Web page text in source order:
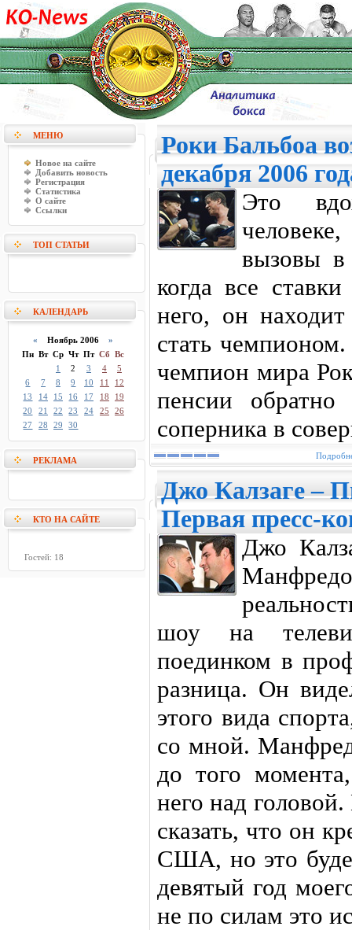
МЕНЮ
Новое на сайте
Добавить новость
Регистрация
Статистика
О сайте
Ссылки
ТОП СТАТЬИ
КАЛЕНДАРЬ
« Ноябрь 2006 »
Пн Вт Ср Чт Пт Сб Вс
1
2 3 4
5
6
7 8 9 10 11
12
13
14 15 16 17 18
19
20
21 22 23 24 25
26
27
28 29 30
РЕКЛАМА
КТО НА САЙТЕ
Гостей: 18
Роки Бальбоа
декабря 2006
Это
вызовы
когда все
него, он
стать
чемпион мира
пенсии
соперника в
Джо Калзаге –
Первая пресс-
Джо
шоу на
поединком в
разница. Он
этого вида
со мной.
до того
него над
сказать, что он
США, но это
девятый год
не по силам это